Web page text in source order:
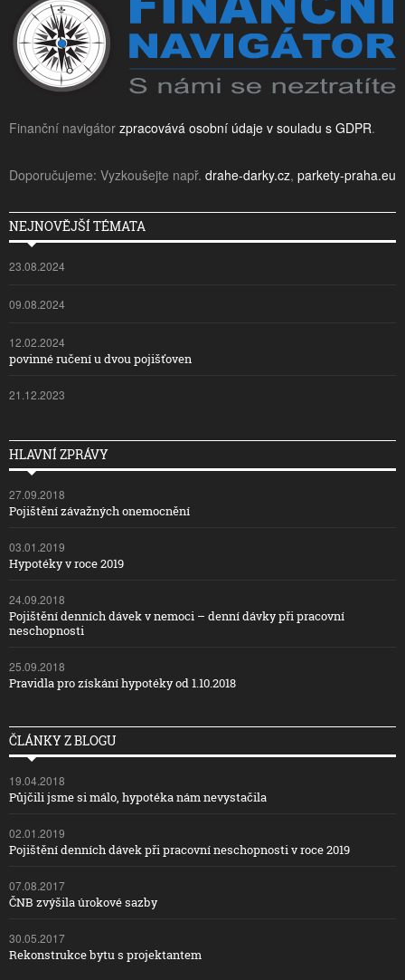
Finanční navigátor zpracovává osobní údaje v souladu s GDPR.
Doporučujeme: Vyzkoušejte např. drahe-darky.cz, parkety-praha.eu
NEJNOVĚJŠÍ TÉMATA
23.08.2024
09.08.2024
12.02.2024
povinné ručení u dvou pojišťoven
21.12.2023
HLAVNÍ ZPRÁVY
27.09.2018
Pojištění závažných onemocnění
03.01.2019
Hypotéky v roce 2019
24.09.2018
Pojištění denních dávek v nemoci – denní dávky při pracovní
neschopnosti
25.09.2018
Pravidla pro získání hypotéky od 1.10.2018
ČLÁNKY Z BLOGU
19.04.2018
Půjčili jsme si málo, hypotéka nám nevystačila
02.01.2019
Pojištění denních dávek při pracovní neschopnosti v roce 2019
07.08.2017
ČNB zvýšila úrokové sazby
30.05.2017
Rekonstrukce bytu s projektantem